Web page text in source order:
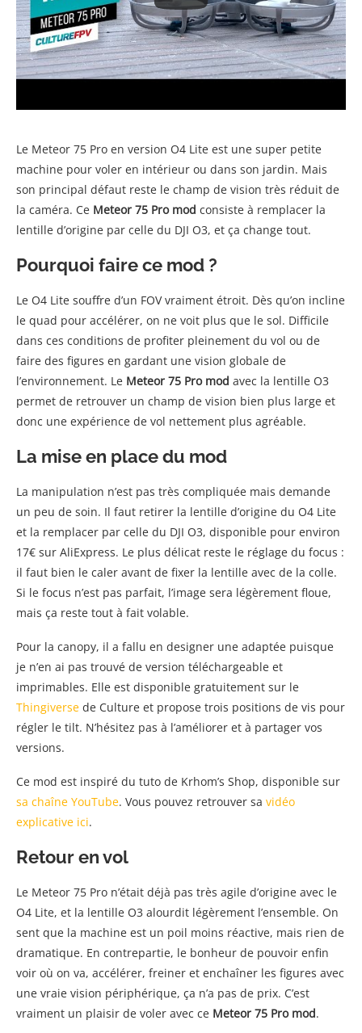
Le Meteor 75 Pro en version O4 Lite est une super petite
machine pour voler en intérieur ou dans son jardin. Mais
son principal défaut reste le champ de vision très réduit de
la caméra. Ce Meteor 75 Pro mod consiste à remplacer la
lentille d’origine par celle du DJI O3, et ça change tout.
Pourquoi faire ce mod ?
Le O4 Lite souffre d’un FOV vraiment étroit. Dès qu’on incline
le quad pour accélérer, on ne voit plus que le sol. Difficile
dans ces conditions de profiter pleinement du vol ou de
faire des figures en gardant une vision globale de
l’environnement. Le Meteor 75 Pro mod avec la lentille O3
permet de retrouver un champ de vision bien plus large et
donc une expérience de vol nettement plus agréable.
La mise en place du mod
La manipulation n’est pas très compliquée mais demande
un peu de soin. Il faut retirer la lentille d’origine du O4 Lite
et la remplacer par celle du DJI O3, disponible pour environ
17€ sur AliExpress. Le plus délicat reste le réglage du focus :
il faut bien le caler avant de fixer la lentille avec de la colle.
Si le focus n’est pas parfait, l’image sera légèrement floue,
mais ça reste tout à fait volable.
Pour la canopy, il a fallu en designer une adaptée puisque
je n’en ai pas trouvé de version téléchargeable et
imprimables. Elle est disponible gratuitement sur le
Thingiverse de Culture et propose trois positions de vis pour
régler le tilt. N’hésitez pas à l’améliorer et à partager vos
versions.
Ce mod est inspiré du tuto de Krhom’s Shop, disponible sur
sa chaîne YouTube. Vous pouvez retrouver sa vidéo
explicative ici.
Retour en vol
Le Meteor 75 Pro n’était déjà pas très agile d’origine avec le
O4 Lite, et la lentille O3 alourdit légèrement l’ensemble. On
sent que la machine est un poil moins réactive, mais rien de
dramatique. En contrepartie, le bonheur de pouvoir enfin
voir où on va, accélérer, freiner et enchaîner les figures avec
une vraie vision périphérique, ça n’a pas de prix. C’est
vraiment un plaisir de voler avec ce Meteor 75 Pro mod.